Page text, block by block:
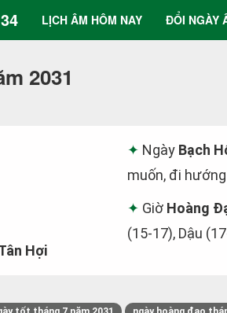
LỊCH ÂM HÔM NAY ĐỔI NGÀY
2031
Hợi
Ngày Bạch
muốn, đi
Giờ Hoàng
(15-17), Dậu